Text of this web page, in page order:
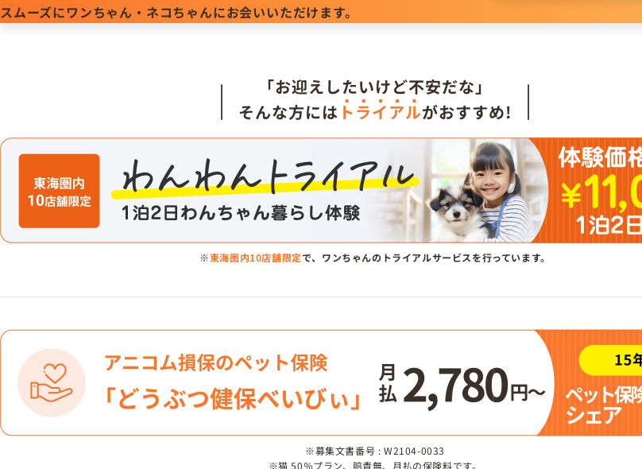
スムーズにワンちゃん・ネコちゃんにお会いいただけます。
「お迎えしたいけど不安だな」
そんな方には トライアルがおすすめ!
※東海圏内10店舗限定で、ワンちゃんのトライアルサービスを行っています。
※募集文書番号 : W2104-0033
※猫 50％プラン、賠責無、月払の保険料です。